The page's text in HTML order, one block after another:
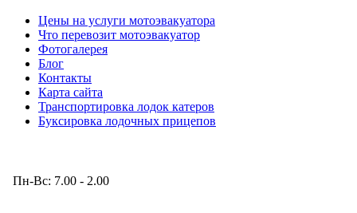
Цены на услуги мотоэвакуатора
Что перевозит мотоэвакуатор
Фотогалерея
Блог
Контакты
Карта сайта
Транспортировка лодок катеров
Буксировка лодочных прицепов
Пн-Вс: 7.00 - 2.00